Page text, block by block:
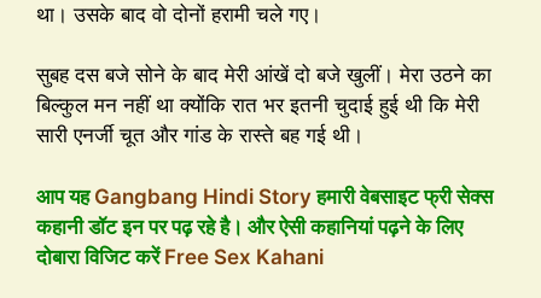
था। उसके बाद वो दोनों हरामी चले गए।
सुबह दस बजे सोने के बाद मेरी आंखें दो बजे खुलीं। मेरा उठने का
बिल्कुल मन नहीं था क्योंकि रात भर इतनी चुदाई हुई थी कि मेरी
सारी एनर्जी चूत और गांड के रास्ते बह गई थी।
आप यहGangbang Hindi Storyहमारी वेबसाइट फ्री सेक्स
कहानी डॉट इन पर पढ़ रहे है। और ऐसी कहानियां पढ़ने के लिए
दोबारा विजिट करेंFree Sex Kahani